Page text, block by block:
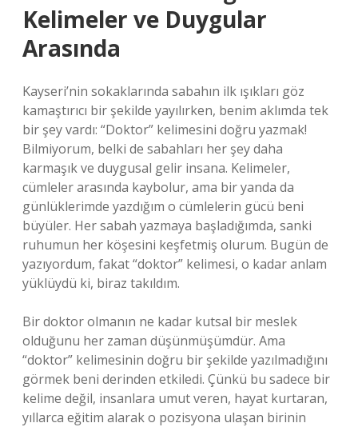
Kelimeler ve Duygular
Arasında
Kayseri’nin sokaklarında sabahın ilk ışıkları göz
kamaştırıcı bir şekilde yayılırken, benim aklımda tek
bir şey vardı: “Doktor” kelimesini doğru yazmak!
Bilmiyorum, belki de sabahları her şey daha
karmaşık ve duygusal gelir insana. Kelimeler,
cümleler arasında kaybolur, ama bir yanda da
günlüklerimde yazdığım o cümlelerin gücü beni
büyüler. Her sabah yazmaya başladığımda, sanki
ruhumun her köşesini keşfetmiş olurum. Bugün de
yazıyordum, fakat “doktor” kelimesi, o kadar anlam
yüklüydü ki, biraz takıldım.
Bir doktor olmanın ne kadar kutsal bir meslek
olduğunu her zaman düşünmüşümdür. Ama
“doktor” kelimesinin doğru bir şekilde yazılmadığını
görmek beni derinden etkiledi. Çünkü bu sadece bir
kelime değil, insanlara umut veren, hayat kurtaran,
yıllarca eğitim alarak o pozisyona ulaşan birinin